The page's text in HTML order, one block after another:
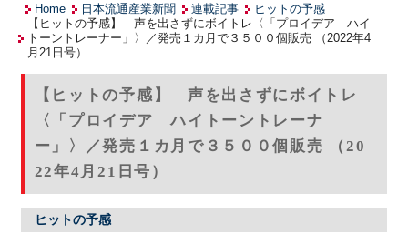
Home 日本流通産業新聞 連載記事
ヒットの予感
【ヒットの予感】 声を出さずにボイトレ〈「プロイデア ハイ
トーントレーナー」〉／発売１カ月で３５００個販売 （2022年4
月21日号）
【ヒットの予感】 声を出さずにボイトレ
〈「プロイデア ハイトーントレーナ
ー」〉／発売１カ月で３５００個販売 （20
22年4月21日号）
ヒットの予感